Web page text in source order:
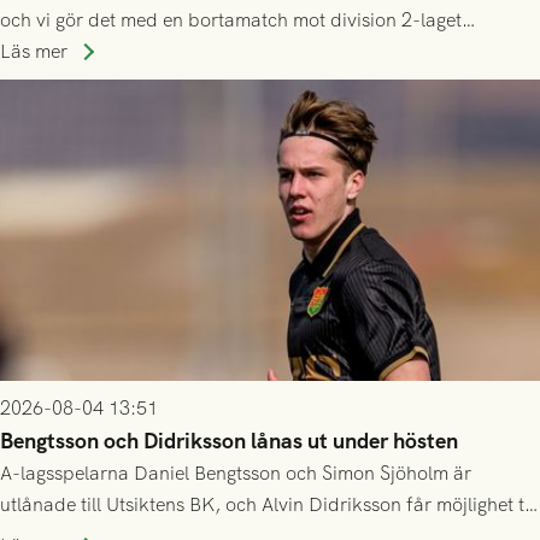
och vi gör det med en bortamatch mot division 2-laget
Husqvarna FF. Häng med och stötta grönsvart på plats!
Läs mer
2026-08-04 13:51
Bengtsson och Didriksson lånas ut under hösten
A-lagsspelarna Daniel Bengtsson och Simon Sjöholm är
utlånade till Utsiktens BK, och Alvin Didriksson får möjlighet till